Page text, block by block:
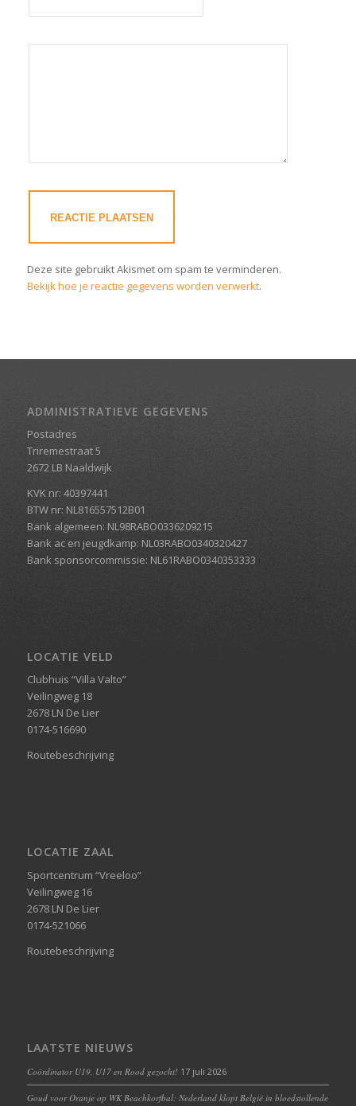
Deze site gebruikt Akismet om spam te verminderen.
Bekijk hoe je reactie gegevens worden verwerkt.
ADMINISTRATIEVE GEGEVENS
Postadres
Triremestraat 5
2672 LB Naaldwijk
KVK nr: 40397441
BTW nr: NL816557512B01
Bank algemeen: NL98RABO0336209215
Bank ac en jeugdkamp: NL03RABO0340320427
Bank sponsorcommissie: NL61RABO0340353333
LOCATIE VELD
Clubhuis “Villa Valto”
Veilingweg 18
2678 LN De Lier
0174-516690
Routebeschrijving
LOCATIE ZAAL
Sportcentrum “Vreeloo”
Veilingweg 16
2678 LN De Lier
0174-521066
Routebeschrijving
LAATSTE NIEUWS
Coördinator U19, U17 en Rood gezocht! 17 juli 2026
Goud voor Oranje op WK Beachkorfbal: Nederland klopt België in bloedstollende